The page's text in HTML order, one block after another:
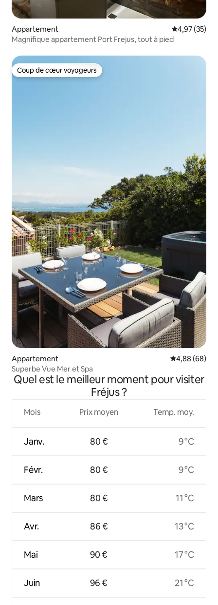
Appartement Évaluation
4,97 (35)
Magnifique appartement Port Frejus, tout à pied
Coup de cœur voyageurs
Coup de cœur voyageurs
Appartement Évaluation
4,88 (68)
Superbe Vue Mer et Spa
Quel est le meilleur moment pour visiter
Fréjus ?
Mois
Janv.
Févr.
Mars
Avr.
Mai
Juin
Prix moyen
80 €
80 €
80 €
86 €
90 €
96 €
Temp. moy.
9 °C
9 °C
11 °C
13 °C
17 °C
21 °C